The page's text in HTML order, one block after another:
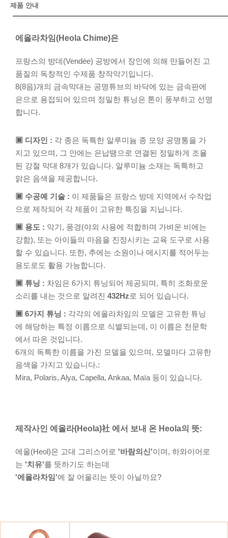
제품 안내
에올라차임(Heola Chime)은
프랑스의 방데(Vendée) 공방에서 장인에 의해 만들어진 고
품질의 독창적인 수제품 창작악기입니다.
8(8음)개의 금속막대는 공명튜브의 바닥에 있는 금속판에
은으로 용접되어 있으며 정밀한 튜닝은 톤이 풍부하고 선명
합니다.
▣ 디자인 : 각 종은 독특한 알루미늄 종 모양 공명통을 가
지고 있으며, 그 안에는 은납땜으로 연결된 정밀하게 조율
된 강철 막대 8개가 있습니다. 알루미늄 소재는 독특하고
맑은 음색을 제공합니다.
▣ 수공예 기술 : 이 제품들은 프랑스 방데 지역에서 수작업
으로 제작되어 각 제품이 고유한 특징을 지닙니다.
▣ 용도 : 악기, 풍경(야외 사용에 적합하며 가벼운 비에는
강함), 또는 아이들의 마음을 진정시키는 교육 도구로 사용
할 수 있습니다. 또한, 추에는 소원이나 메시지를 적어두는
용도로도 활용 가능합니다.
▣ 튜닝 : 차임은 6가지 튜닝되어 제공되며, 특히 조화로운
소리를 내는 것으로 알려진 432Hz로 되어 있습니다.
▣ 6가지 튜닝 : 각각의 에올라차임의 모델은 고유한 튜닝
에 해당하는 특정 이름으로 식별되는데, 이 이름은 천문학
에서 따온 것입니다.
6개의 독특한 이름을 가진 모델을 있으며, 모델마다 고유한
음색을 가지고 있습니다.:
Mira, Polaris, Alya, Capella, Ankaa, Maïa 등이 있습니다.
제작사인 에올라(Heola)社 에서 보내 온 Heola의 뜻:
에올(Heol)은 고대 그리스어로 '바람의신'이며, 하와이어로
는 '치유'를 뜻하기도 하는데
'에올라차임'에 잘 어울리는 뜻이 아닐까요?